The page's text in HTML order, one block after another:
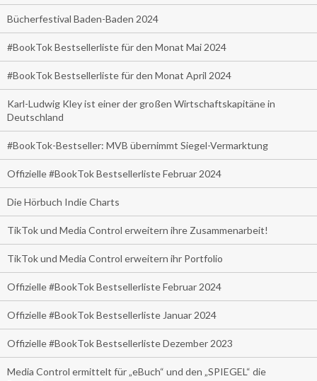
Bücherfestival Baden-Baden 2024
#BookTok Bestsellerliste für den Monat Mai 2024
#BookTok Bestsellerliste für den Monat April 2024
Karl-Ludwig Kley ist einer der großen Wirtschaftskapitäne in
Deutschland
#BookTok-Bestseller: MVB übernimmt Siegel-Vermarktung
Offizielle #BookTok Bestsellerliste Februar 2024
Die Hörbuch Indie Charts
TikTok und Media Control erweitern ihre Zusammenarbeit!
TikTok und Media Control erweitern ihr Portfolio
Offizielle #BookTok Bestsellerliste Februar 2024
Offizielle #BookTok Bestsellerliste Januar 2024
Offizielle #BookTok Bestsellerliste Dezember 2023
Media Control ermittelt für „eBuch“ und den „SPIEGEL“ die